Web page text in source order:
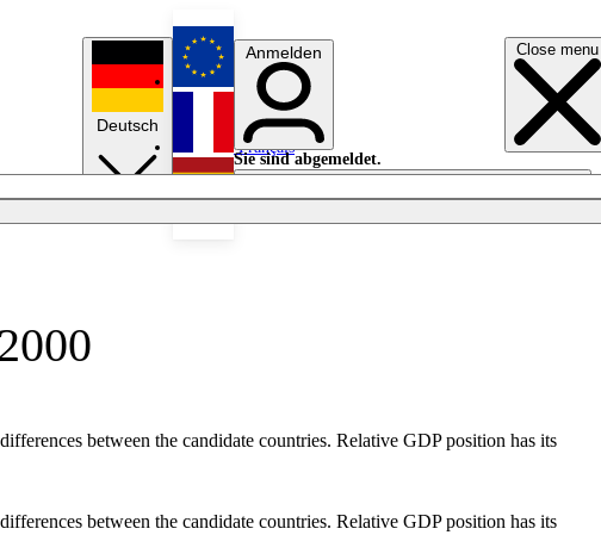
Close menu
Deutsch
English
Français
Anmelden
Sie sind abgemeldet.
Anmelden
Licht aus
between the candidate countries. Relative GDP position has its
between the candidate countries. Relative GDP position has its